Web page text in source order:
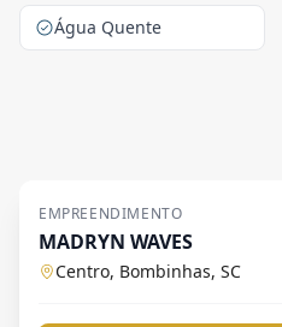
Água Quente
EMPREENDIMENTO
MADRYN WAVES
Centro, Bombinhas, SC